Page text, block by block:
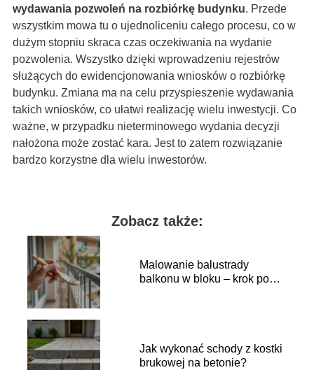
wydawania pozwoleń na rozbiórkę budynku. Przede
wszystkim mowa tu o ujednoliceniu całego procesu, co w
dużym stopniu skraca czas oczekiwania na wydanie
pozwolenia. Wszystko dzięki wprowadzeniu rejestrów
służących do ewidencjonowania wniosków o rozbiórkę
budynku. Zmiana ma na celu przyspieszenie wydawania
takich wniosków, co ułatwi realizację wielu inwestycji. Co
ważne, w przypadku nieterminowego wydania decyzji
nałożona może zostać kara. Jest to zatem rozwiązanie
bardzo korzystne dla wielu inwestorów.
Zobacz także:
Malowanie balustrady
balkonu w bloku – krok po
Jak wykonać schody z kostki
brukowej na betonie?